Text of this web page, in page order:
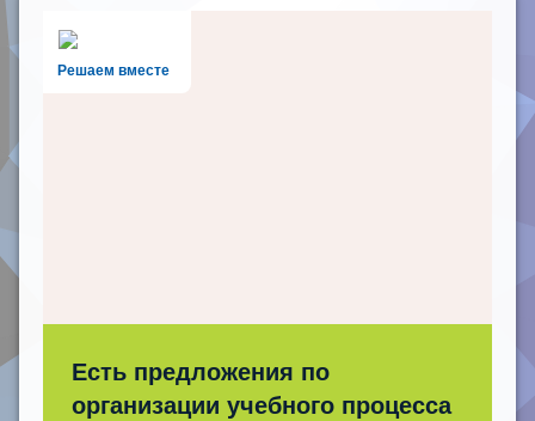
Решаем вместе
Есть предложения по
организации учебного процесса